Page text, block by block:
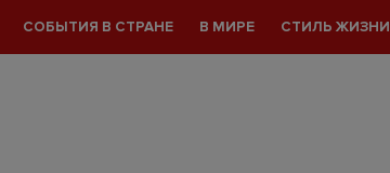
СОБЫТИЯ В СТРАНЕ В МИРЕ СТИЛЬ ЖИЗНИ